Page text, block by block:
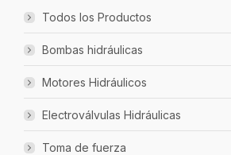
Todos los Productos
Bombas hidráulicas
Motores Hidráulicos
Electroválvulas Hidráulicas
Toma de fuerza